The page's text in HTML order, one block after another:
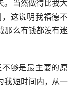
。当然做得比我大
这说明我福德不
那么有钱都没有迷
够是最主要的原
我短时间内，从一